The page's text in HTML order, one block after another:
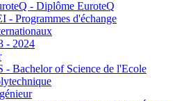
- Diplôme EuroteQ
- Programmes d'échange
- 2024
- Bachelor of Science de l'Ecole